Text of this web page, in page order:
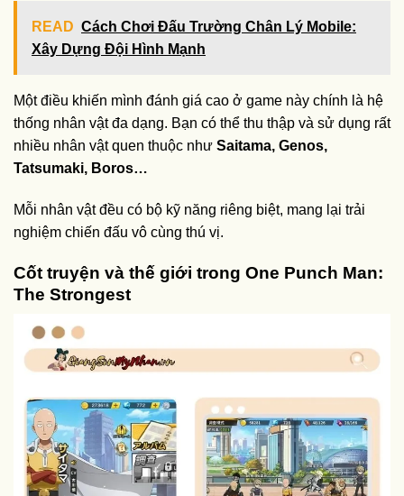
READ Cách Chơi Đấu Trường Chân Lý Mobile:
Xây Dựng Đội Hình Mạnh
Một điều khiến mình đánh giá cao ở game này chính là hệ
thống nhân vật đa dạng. Bạn có thể thu thập và sử dụng rất
nhiều nhân vật quen thuộc như Saitama, Genos,
Tatsumaki, Boros…
Mỗi nhân vật đều có bộ kỹ năng riêng biệt, mang lại trải
nghiệm chiến đấu vô cùng thú vị.
Cốt truyện và thế giới trong One Punch Man:
The Strongest